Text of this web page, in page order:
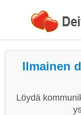
Ilmainen
Löydä